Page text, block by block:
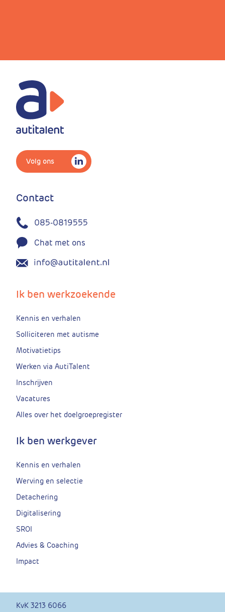
Volg ons
Contact
085-0819555
Chat met ons
Ik ben werkzoekende
Kennis en verhalen
Solliciteren met autisme
Motivatietips
Werken via AutiTalent
Inschrijven
Vacatures
Alles over het doelgroepregister
Ik ben werkgever
Kennis en verhalen
Werving en selectie
Detachering
Digitalisering
SROI
Advies & Coaching
Impact
KvK 3213 6066